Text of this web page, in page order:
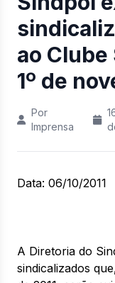
ao
1º de
Por
Imprensa
Data: 06/10/2011
A Diretoria do
sindicalizados